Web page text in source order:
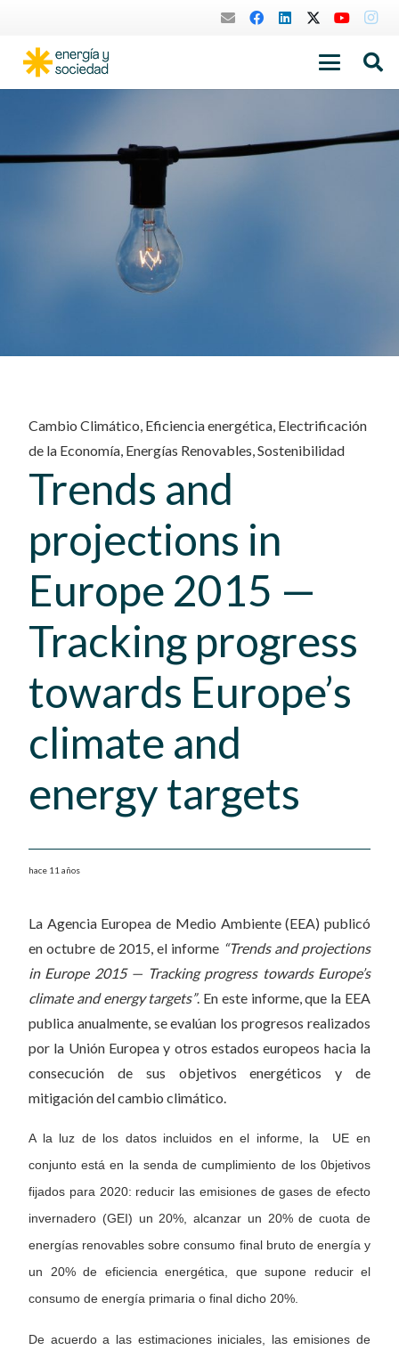
Cambio Climático, Eficiencia energética, Electrificación
de la Economía, Energías Renovables,Sostenibilidad
Trends and
projections in
Europe 2015 —
Tracking progress
towards Europe’s
climate and
energy targets
hace 11 años
La Agencia Europea de Medio Ambiente (EEA) publicó
en octubre de 2015, el informe “Trends and projections
in Europe 2015 — Tracking progress towards Europe’s
climate and energy targets”. En este informe, que la EEA
publica anualmente, se evalúan los progresos realizados
por la Unión Europea y otros estados europeos hacia la
consecución de sus objetivos energéticos y de
mitigación del cambio climático.
A la luz de los datos incluidos en el informe, la UE en
conjunto está en la senda de cumplimiento de los 0bjetivos
fijados para 2020: reducir las emisiones de gases de efecto
invernadero (GEI) un 20%, alcanzar un 20% de cuota de
energías renovables sobre consumo final bruto de energía y
un 20% de eficiencia energética, que supone reducir el
consumo de energía primaria o final dicho 20%.
De acuerdo a las estimaciones iniciales, las emisiones de